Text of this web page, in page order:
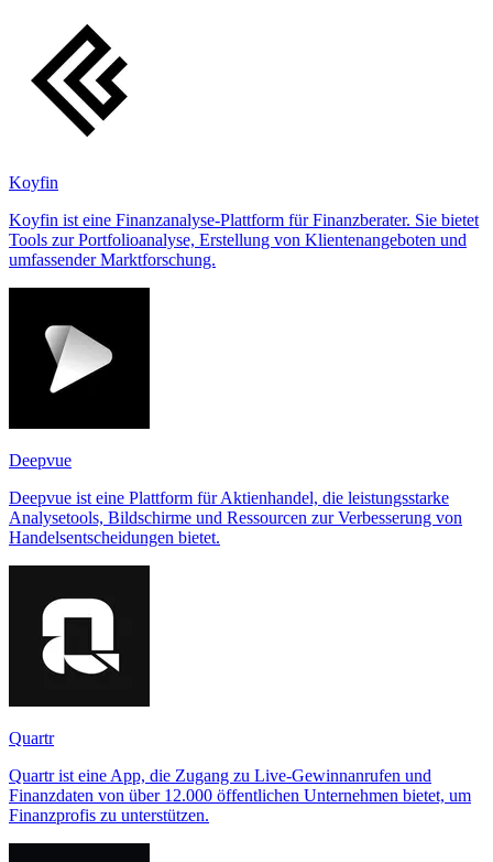
Koyfin
Koyfin ist eine Finanzanalyse-Plattform für Finanzberater. Sie bietet
Tools zur Portfolioanalyse, Erstellung von Klientenangeboten und
umfassender Marktforschung.
Deepvue
Deepvue ist eine Plattform für Aktienhandel, die leistungsstarke
Analysetools, Bildschirme und Ressourcen zur Verbesserung von
Handelsentscheidungen bietet.
Quartr
Quartr ist eine App, die Zugang zu Live-Gewinnanrufen und
Finanzdaten von über 12.000 öffentlichen Unternehmen bietet, um
Finanzprofis zu unterstützen.